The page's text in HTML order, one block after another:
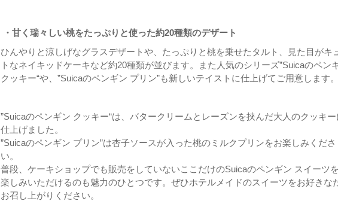
・甘く瑞々しい桃をたっぷりと使った約20種類のデザート
ひんやりと涼しげなグラスデザートや、たっぷりと桃を乗せたタルト、見た目がキ
トなネイキッドケーキなど約20種類が並びます。また人気のシリーズ”Suicaのペン
クッキー“や、”Suicaのペンギン プリン”も新しいテイストに仕上げてご用意します
”Suicaのペンギン クッキー“は、バタークリームとレーズンを挟んだ大人のクッキー
仕上げました。
”Suicaのペンギン プリン”は杏子ソースが入った桃のミルクプリンをお楽しみくださ
い。
普段、ケーキショップでも販売をしていないここだけのSuicaのペンギン スイーツ
楽しみいただけるのも魅力のひとつです。ぜひホテルメイドのスイーツをお好きな
お召し上がりください。